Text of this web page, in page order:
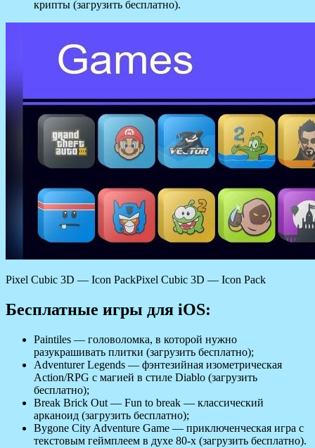
крипты (загрузить бесплатно).
Pixel Cubic 3D — Icon PackPixel Cubic 3D — Icon Pack
Бесплатные игры для iOS:
Paintiles — головоломка, в которой нужно
разукрашивать плитки (загрузить бесплатно);
Adventurer Legends — фэнтезийная изометрическая
Action/RPG с магией в стиле Diablo (загрузить
бесплатно);
Break Brick Out — Fun to break — классический
арканоид (загрузить бесплатно);
Bygone City Adventure Game — приключенческая игра с
текстовым геймплеем в духе 80-х (загрузить бесплатно).